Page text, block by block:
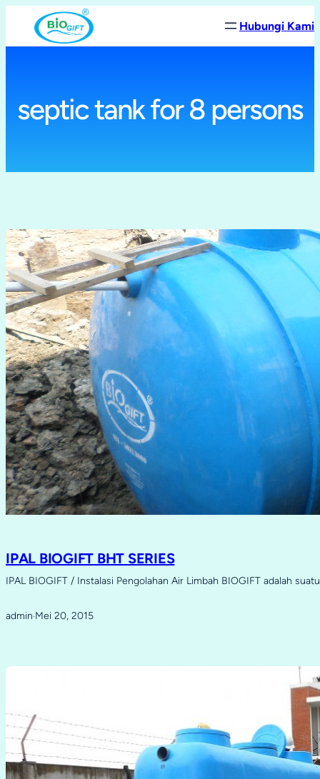
konten
Hubungi Kami
septic tank for 8 persons
IPAL BIOGIFT BHT SERIES
IPAL BIOGIFT / Instalasi Pengolahan Air Limbah BIOGIFT adalah
admin·Mei 20, 2015